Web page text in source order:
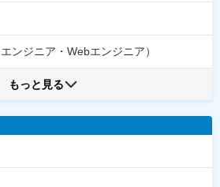
ンジニア・Webエンジニア）
もっと見る